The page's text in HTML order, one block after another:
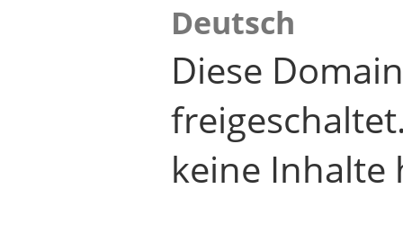
Deutsch
Diese
keine Inhalte